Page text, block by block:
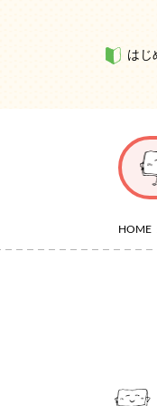
はじ
HOME